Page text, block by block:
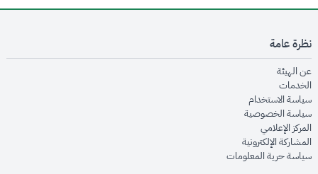
نظرة عامة
عن الهيئةopens in new window
الخدماتopens in new window
سياسة الاستخدامopens in new window
سياسة الخصوصيةopens in new window
المركز الإعلاميopens in new window
المشاركة الإلكترونيةopens in new window
سياسة حرية المعلوماتopens in new window